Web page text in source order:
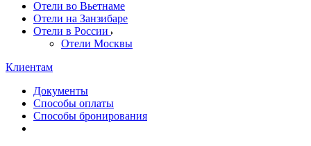
Отели во Вьетнаме
Отели на Занзибаре
Отели в России
Отели Москвы
Клиентам
Документы
Способы оплаты
Способы бронирования